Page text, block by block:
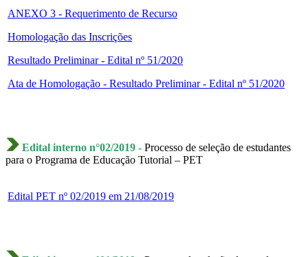
ANEXO 3 - Requerimento de Recurso
Homologação das Inscrições
Resultado Preliminar - Edital nº 51/2020
Ata de Homologação - Resultado Preliminar - Edital nº 51/2020
Edital interno n°02/2019 - Processo de seleção de estudantes
para o Programa de Educação Tutorial – PET
Edital PET nº 02/2019 em 21/08/2019